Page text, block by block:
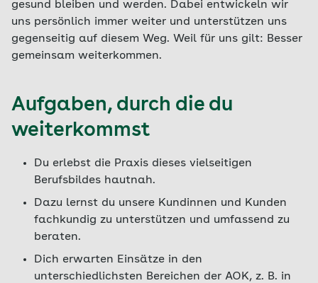
gesund bleiben und werden. Dabei entwickeln wir
uns persönlich immer weiter und unterstützen uns
gegenseitig auf diesem Weg. Weil für uns gilt: Besser
gemeinsam weiterkommen.
Aufgaben, durch die du
weiterkommst
Du erlebst die Praxis dieses vielseitigen
Berufsbildes hautnah.
Dazu lernst du unsere Kundinnen und Kunden
fachkundig zu unterstützen und umfassend zu
beraten.
Dich erwarten Einsätze in den
unterschiedlichsten Bereichen der AOK, z. B. in